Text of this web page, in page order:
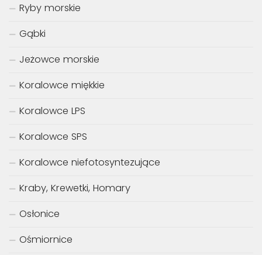
Ryby morskie
Gąbki
Jeżowce morskie
Koralowce miękkie
Koralowce LPS
Koralowce SPS
Koralowce niefotosyntezujące
Kraby, Krewetki, Homary
Osłonice
Ośmiornice